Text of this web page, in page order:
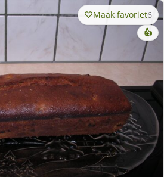
Maak favoriet6
👍